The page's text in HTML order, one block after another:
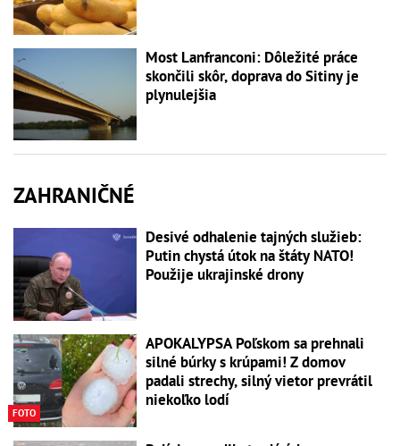
Most Lanfranconi: Dôležité práce
skončili skôr, doprava do Sitiny je
plynulejšia
ZAHRANIČNÉ
Desivé odhalenie tajných služieb:
Putin chystá útok na štáty NATO!
Použije ukrajinské drony
FOTO
APOKALYPSA Poľskom sa prehnali
silné búrky s krúpami! Z domov
padali strechy, silný vietor prevrátil
niekoľko lodí